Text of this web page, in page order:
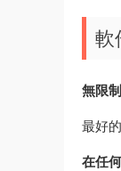
軟
無限
最好
在任